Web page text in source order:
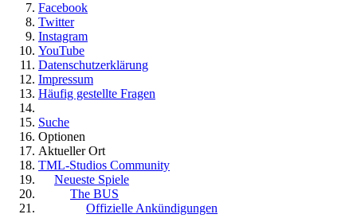
Facebook
Twitter
Instagram
YouTube
Datenschutzerklärung
Impressum
Häufig gestellte Fragen
Suche
Optionen
Aktueller Ort
TML-Studios Community
Neueste Spiele
The BUS
Offizielle Ankündigungen